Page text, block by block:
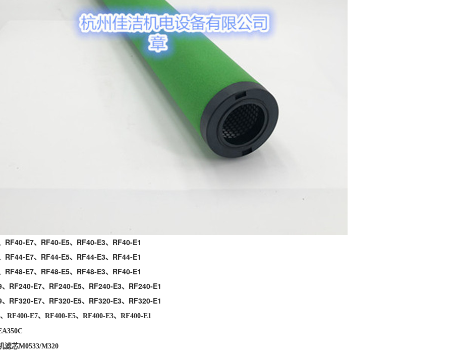
RF40-E7、RF40-E5、RF40-E3、RF40-E1
RF44-E7、RF44-E5、RF44-E3、RF44-E1
RF48-E7、RF48-E5、RF48-E3、RF40-E1
、RF240-E7、RF240-E5、RF240-E3、RF240-E1
、RF320-E7、RF320-E5、RF320-E3、RF320-E1
、RF400-E7、RF400-E5、RF400-E3、RF400-E1
滤芯M0533/M320